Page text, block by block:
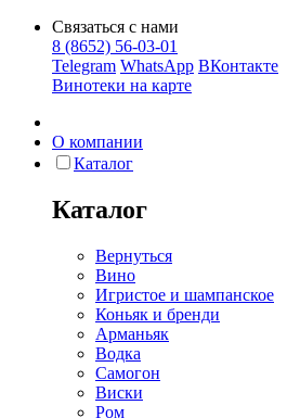
Связаться с нами
8 (8652) 56-03-01
Telegram WhatsApp ВКонтакте
Винотеки на карте
О компании
Каталог
Каталог
Вернуться
Вино
Игристое и шампанское
Коньяк и бренди
Арманьяк
Водка
Самогон
Виски
Ром